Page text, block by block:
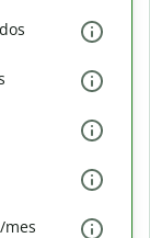
mes